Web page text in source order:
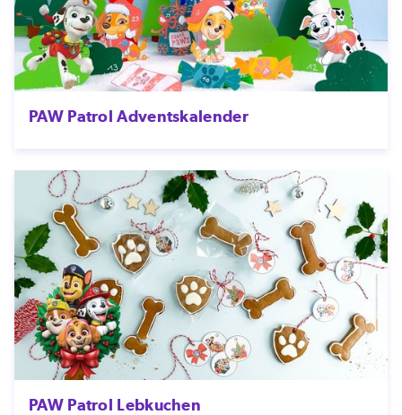
PAW Patrol Adventskalender
PAW Patrol Lebkuchen